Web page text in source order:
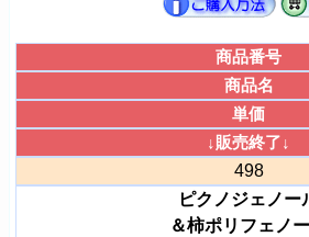
商品番号
商品名
単価
↓販売終了↓
498
ピクノジェノー
＆柿ポリフェノ